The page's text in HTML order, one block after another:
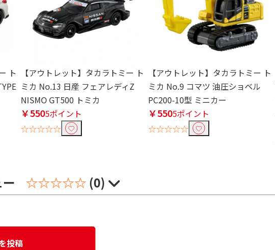
ト
【アウトレット】タカラトミー ト
ミカ No.13 日産 フェアレディZ
NISMO GT500 トミカ
￥5505ポイント
☆☆☆☆☆
【アウトレット】タカラトミー ト
ミカ No.9 コマツ 油圧ショベル
PC200-10型 ミニカー
￥5505ポイント
☆☆☆☆☆
☆☆☆☆☆ (0)
投稿